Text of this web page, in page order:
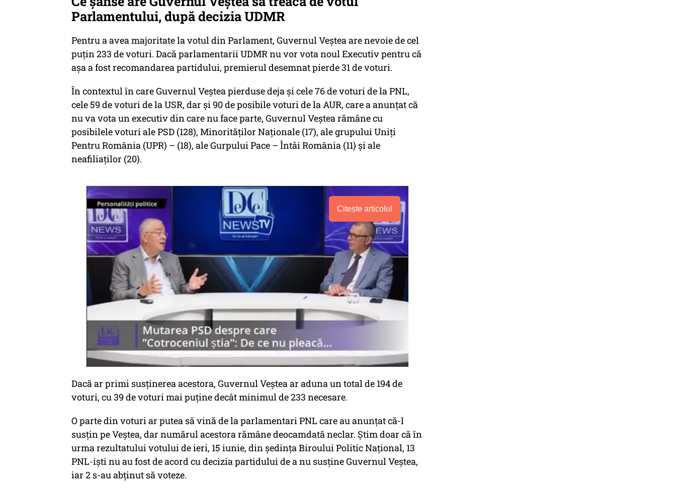
Parlamentului, după decizia UDMR
Pentru a avea majoritate la votul din Parlament, Guvernul Veștea are nevoie de cel
puțin 233 de voturi. Dacă parlamentarii UDMR nu vor vota noul Executiv pentru că
așa a fost recomandarea partidului, premierul desemnat pierde 31 de voturi.
În contextul în care Guvernul Veștea pierduse deja și cele 76 de voturi de la PNL,
cele 59 de voturi de la USR, dar și 90 de posibile voturi de la AUR, care a anunțat că
nu va vota un executiv din care nu face parte, Guvernul Veștea rămâne cu
posibilele voturi ale PSD (128), Minorităților Naționale (17), ale grupului Uniți
Pentru România (UPR) – (18), ale Gurpului Pace – Întâi România (11) și ale
neafiliaților (20).
Citește articolul
Dacă ar primi susținerea acestora, Guvernul Veștea ar aduna un total de 194 de
voturi, cu 39 de voturi mai puține decât minimul de 233 necesare.
O parte din voturi ar putea să vină de la parlamentari PNL care au anunțat că-l
susțin pe Veștea, dar numărul acestora rămâne deocamdată neclar. Știm doar că în
urma rezultatului votului de ieri, 15 iunie, din ședința Biroului Politic Național, 13
PNL-iști nu au fost de acord cu decizia partidului de a nu susține Guvernul Veștea,
iar 2 s-au abținut să voteze.